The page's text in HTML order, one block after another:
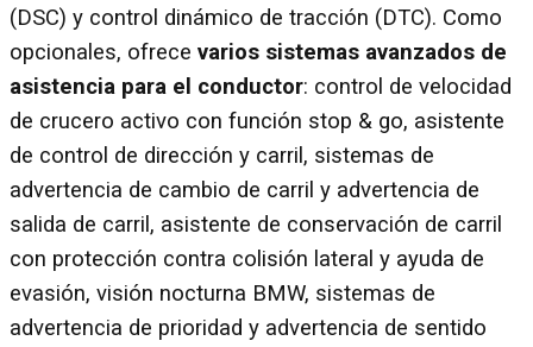
(DSC) y control dinámico de tracción (DTC). Como
opcionales, ofrece varios sistemas avanzados de
asistencia para el conductor: control de velocidad
de crucero activo con función stop & go, asistente
de control de dirección y carril, sistemas de
advertencia de cambio de carril y advertencia de
salida de carril, asistente de conservación de carril
con protección contra colisión lateral y ayuda de
evasión, visión nocturna BMW, sistemas de
advertencia de prioridad y advertencia de sentido